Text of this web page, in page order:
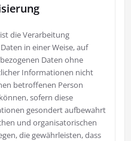
die Verarbeitung
in einer Weise, auf
Daten ohne
Informationen nicht
betroffenen Person
sofern diese
gesondert aufbewahrt
und organisatorischen
die gewährleisten, dass